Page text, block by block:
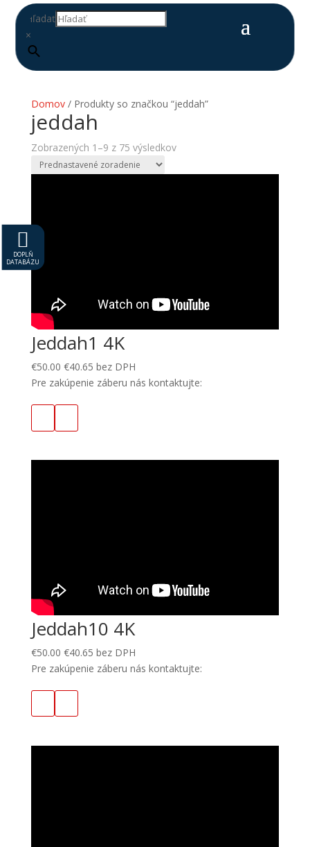
Hľadať
×

DOPLŇ
DATABÁZU
Domov/ Produkty so značkou “jeddah”
jeddah
Zobrazených 1–9 z 75 výsledkov
Jeddah1 4K
€50.00 €40.65 bez DPH
Pre zakúpenie záberu nás kontaktujte:
Jeddah10 4K
€50.00 €40.65 bez DPH
Pre zakúpenie záberu nás kontaktujte: